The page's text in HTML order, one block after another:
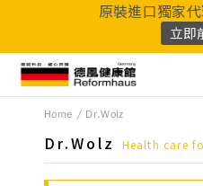
原裝進口獨家
立即
Home Dr.Wolz
Dr.Wolz Health care
促銷專區
人氣商品